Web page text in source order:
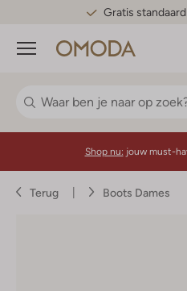
Gratis
Menu
Shop nu: jouw must-
Terug Boots Dames